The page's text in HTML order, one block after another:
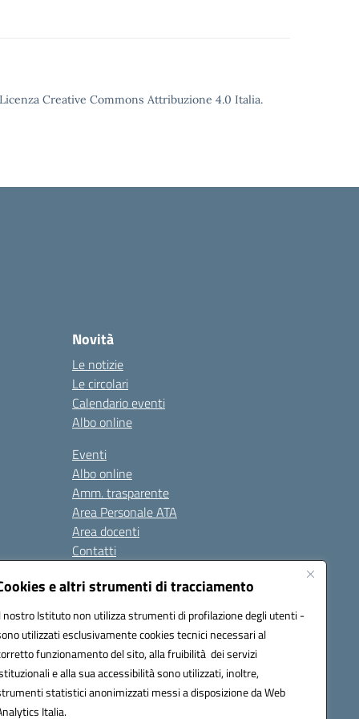
e altri strumenti di tracciamento
nostro Istituto non utilizza strumenti di profilazione degli utenti -
utilizzati esclusivamente cookies tecnici necessari al
funzionamento del sito, alla fruibilità dei servizi
e alla sua accessibilità sono utilizzati, inoltre,
statistici anonimizzati messi a disposizione da Web
Italia.
Creative Commons Attribuzione 4.0 Italia.
Novità
Le notizie
Le circolari
Calendario eventi
Albo online
Eventi
Albo online
Amm. trasparente
Area Personale ATA
Area docenti
Contatti